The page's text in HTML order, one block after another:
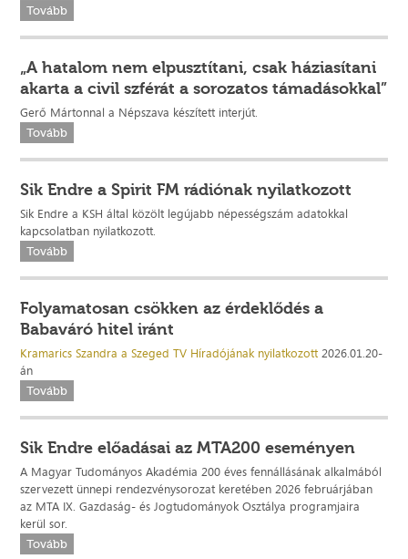
Tovább
„A hatalom nem elpusztítani, csak háziasítani
akarta a civil szférát a sorozatos támadásokkal”
Gerő Mártonnal a Népszava készített interjút.
Tovább
Sik Endre a Spirit FM rádiónak nyilatkozott
Sik Endre a KSH által közölt legújabb népességszám adatokkal
kapcsolatban nyilatkozott.
Tovább
Folyamatosan csökken az érdeklődés a
Babaváró hitel iránt
Kramarics Szandra a Szeged TV Híradójának nyilatkozott 2026.01.20-
án
Tovább
Sik Endre előadásai az MTA200 eseményen
A Magyar Tudományos Akadémia 200 éves fennállásának alkalmából
szervezett ünnepi rendezvénysorozat keretében 2026 februárjában
az MTA IX. Gazdaság- és Jogtudományok Osztálya programjaira
kerül sor.
Tovább